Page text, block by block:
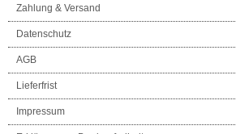
Zahlung & Versand
Datenschutz
AGB
Lieferfrist
Impressum